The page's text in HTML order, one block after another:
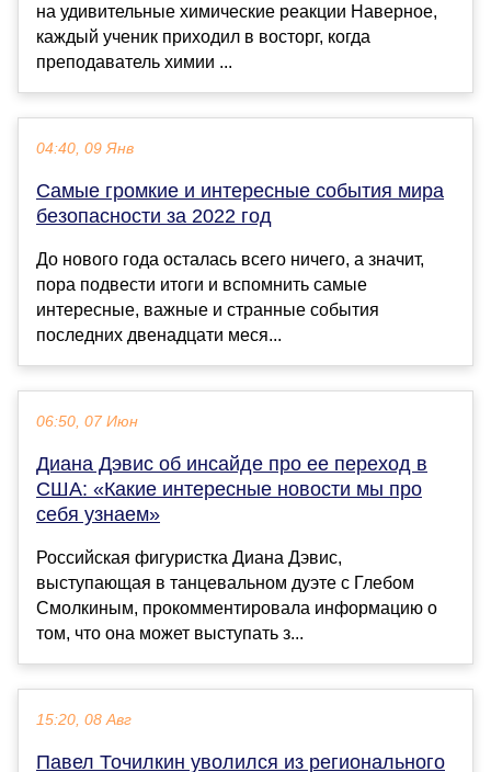
на удивительные химические реакции Наверное,
каждый ученик приходил в восторг, когда
преподаватель химии ...
04:40, 09 Янв
Самые громкие и интересные события мира
безопасности за 2022 год
До нового года осталась всего ничего, а значит,
пора подвести итоги и вспомнить самые
интересные, важные и странные события
последних двенадцати меся...
06:50, 07 Июн
Диана Дэвис об инсайде про ее переход в
США: «Какие интересные новости мы про
себя узнаем»
Российская фигуристка Диана Дэвис,
выступающая в танцевальном дуэте с Глебом
Смолкиным, прокомментировала информацию о
том, что она может выступать з...
15:20, 08 Авг
Павел Точилкин уволился из регионального